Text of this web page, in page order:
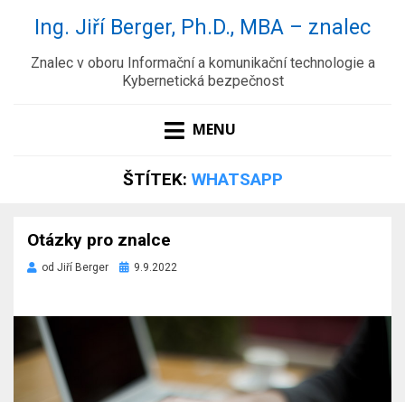
Ing. Jiří Berger, Ph.D., MBA – znalec
Znalec v oboru Informační a komunikační technologie a
Kybernetická bezpečnost
MENU
ŠTÍTEK: WHATSAPP
Otázky pro znalce
od Jiří Berger
Zveřejněno
9.9.2022